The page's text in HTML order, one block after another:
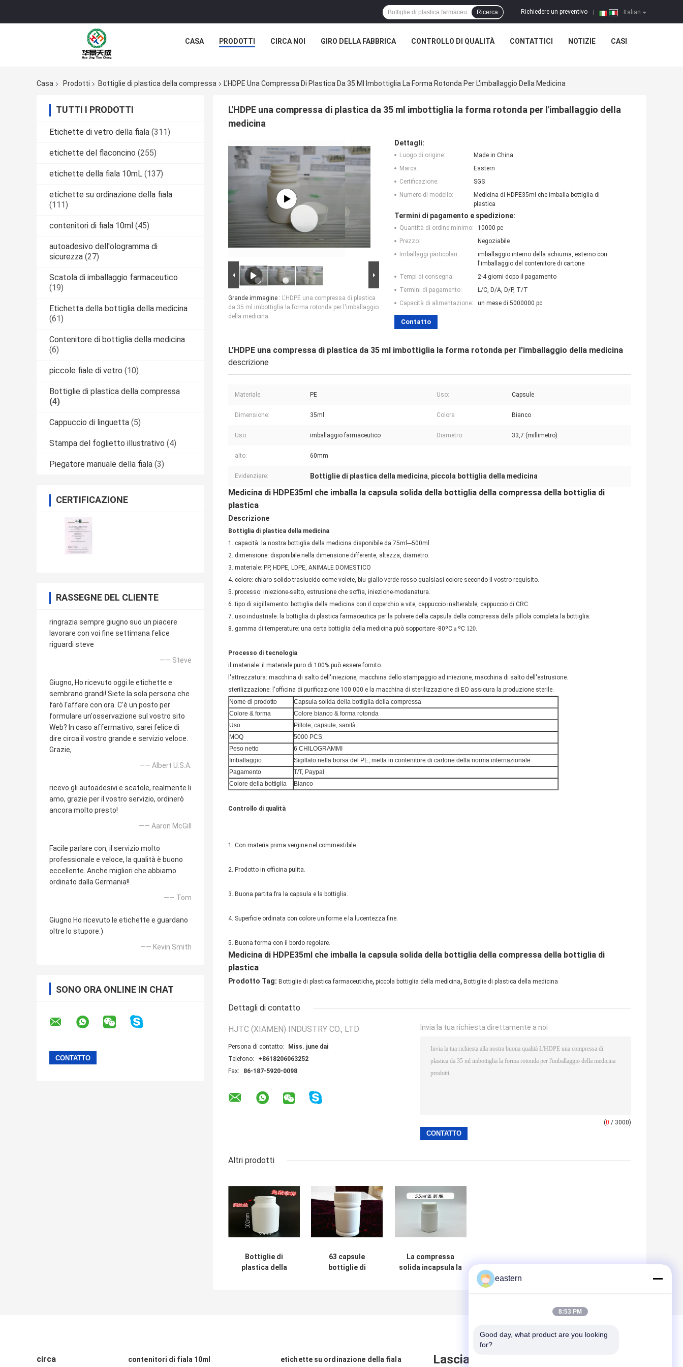
Italian
Richiedere un preventivo
Ricerca
CASA PRODOTTI CIRCA NOI GIRO DELLA FABBRICA CONTROLLO DI QUALITÀ CONTATTICI NOTIZIE CASI
Casa Prodotti Bottiglie di plastica della compressa L'HDPE Una Compressa Di Plastica Da 35 Ml Imbottiglia La Forma Rotonda Per L'imballaggio Della Medicina
TUTTI I PRODOTTI
Etichette di vetro della fiala (311)
etichette del flaconcino (255)
etichette della fiala 10mL (137)
etichette su ordinazione della fiala
(111)
contenitori di fiala 10ml (45)
autoadesivo dell'ologramma di
sicurezza (27)
Scatola di imballaggio farmaceutico
(19)
Etichetta della bottiglia della medicina
(61)
Contenitore di bottiglia della medicina
(6)
piccole fiale di vetro (10)
Bottiglie di plastica della compressa
(4)
Cappuccio di linguetta (5)
Stampa del foglietto illustrativo (4)
Piegatore manuale della fiala (3)
CERTIFICAZIONE
RASSEGNE DEL CLIENTE
ringrazia sempre giugno suo un piacere
lavorare con voi fine settimana felice
riguardi steve
—— Steve
Giugno, Ho ricevuto oggi le etichette e
sembrano grandi! Siete la sola persona che
farò l'affare con ora. C'è un posto per
formulare un'osservazione sul vostro sito
Web? In caso affermativo, sarei felice di
dire circa il vostro grande e servizio veloce.
Grazie,
—— Albert U.S.A.
ricevo gli autoadesivi e scatole, realmente li
amo, grazie per il vostro servizio, ordinerò
ancora molto presto!
—— Aaron McGill
Facile parlare con, il servizio molto
professionale e veloce, la qualità è buono
eccellente. Anche migliori che abbiamo
ordinato dalla Germania!!
—— Tom
Giugno Ho ricevuto le etichette e guardano
oltre lo stupore:)
—— Kevin Smith
SONO ORA ONLINE IN CHAT
L'HDPE una compressa di plastica da 35 ml imbottiglia la forma rotonda per l'imballaggio della
medicina
Grande immagine : L'HDPE una compressa di plastica
da 35 ml imbottiglia la forma rotonda per l'imballaggio
della medicina
Dettagli:
Luogo di origine:
Made in China
Marca:
Eastern
Certificazione:
SGS
Numero di modello:
Medicina di HDPE35ml che imballa bottiglia di
plastica
Termini di pagamento e spedizione:
Quantità di ordine minimo:
10000 pc
Prezzo:
Negoziabile
Imballaggi particolari:
imballaggio interno della schiuma, esterno con
l'imballaggio del contenitore di cartone
Tempi di consegna:
2-4 giorni dopo il pagamento
Termini di pagamento:
L/C, D/A, D/P, T/T
Capacità di alimentazione:
un mese di 5000000 pc
Contatto
L'HDPE una compressa di plastica da 35 ml imbottiglia la forma rotonda per l'imballaggio della medicina
descrizione
Materiale: PE Uso: Capsule
Dimensione: 35ml Colore: Bianco
Uso: imballaggio farmaceutico Diametro: 33,7 (millimetro)
alto: 60mm
Evidenziare: Bottiglie di plastica della medicina, piccola bottiglia della medicina
Medicina di HDPE35ml che imballa la capsula solida della bottiglia della compressa della bottiglia di
plastica
Descrizione
Bottiglia di plastica della medicina
1. capacità: la nostra bottiglia della medicina disponibile da 75ml---500ml.
2. dimensione: disponibile nella dimensione differente, altezza, diametro.
3. materiale: PP, HDPE, LDPE, ANIMALE DOMESTICO
4. colore: chiaro solido traslucido come volete, blu giallo verde rosso qualsiasi colore secondo il vostro requisito.
5. processo: iniezione-salto, estrusione che soffia, iniezione-modanatura.
6. tipo di sigillamento: bottiglia della medicina con il coperchio a vite, cappuccio inalterabile, cappuccio di CRC.
7. uso industriale: la bottiglia di plastica farmaceutica per la polvere della capsula della compressa della pillola completa la bottiglia.
8. gamma di temperature: una certa bottiglia della medicina può sopportare -80ºC a ºC 120.
Processo di tecnologia
il materiale: il materiale puro di 100% può essere fornito.
l'attrezzatura: macchina di salto dell'iniezione, macchina dello stampaggio ad iniezione, macchina di salto dell'estrusione.
sterilizzazione: l'officina di purificazione 100 000 e la macchina di sterilizzazione di EO assicura la produzione sterile.
Nome di prodotto
Capsula solida della bottiglia della compressa
Colore & forma
Colore bianco & forma rotonda
Uso
Pillole, capsule, sanità
MOQ
5000 PCS
Peso netto
6 CHILOGRAMMI
Imballaggio
Sigillato nella borsa del PE, metta in contenitore di cartone della norma internazionale
Pagamento
T/T, Paypal
Colore della bottiglia
Bianco
Controllo di qualità
1. Con materia prima vergine nel commestibile.
2. Prodotto in officina pulita.
3. Buona partita fra la capsula e la bottiglia.
4. Superficie ordinata con colore uniforme e la lucentezza fine.
5. Buona forma con il bordo regolare.
Medicina di HDPE35ml che imballa la capsula solida della bottiglia della compressa della bottiglia di
plastica
Prodotto Tag: Bottiglie di plastica farmaceutiche, piccola bottiglia della medicina, Bottiglie di plastica della medicina
Dettagli di contatto
HJTC (XIAMEN) INDUSTRY CO., LTD
Persona di contatto:
Miss. june dai
Telefono:
+8618206063252
Fax:
86-187-5920-0098
Invia la tua richiesta direttamente a noi
(0 / 3000)
Altri prodotti
Bottiglie di
plastica della
63 capsule
bottiglie di
La compressa
solida incapsula la
circa contenitori di fiala 10ml etichette su ordinazione della fiala Lasciare messaggio
eastern
8:53 PM
Good day, what product are you looking
for?